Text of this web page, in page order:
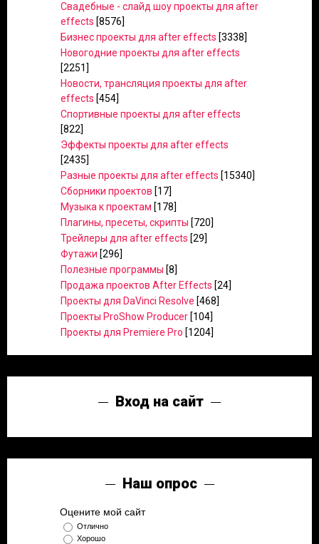
Свадебные - слайд шоу проекты для after
effects [8576]
Бизнес проекты для after effects [3338]
Новогодние проекты для after effects
[2251]
Новости, трансляция проекты для after
effects [454]
Спортивные проекты для after effects
[822]
Эффекты проекты для after effects
[2435]
Разные проекты для after effects [15340]
Сборники проектов [17]
Музыка к проектам [178]
Плагины, пресеты, скрипты [720]
Трейлеры для after effects [29]
Футажи [296]
Полезные программы [8]
Продажа проектов After Effects [24]
Проекты для DaVinci Resolve [468]
Проекты ProShow Producer [104]
Проекты для Premiere Pro [1204]
Вход на сайт
Наш опрос
Оцените мой сайт
Отлично
Хорошо